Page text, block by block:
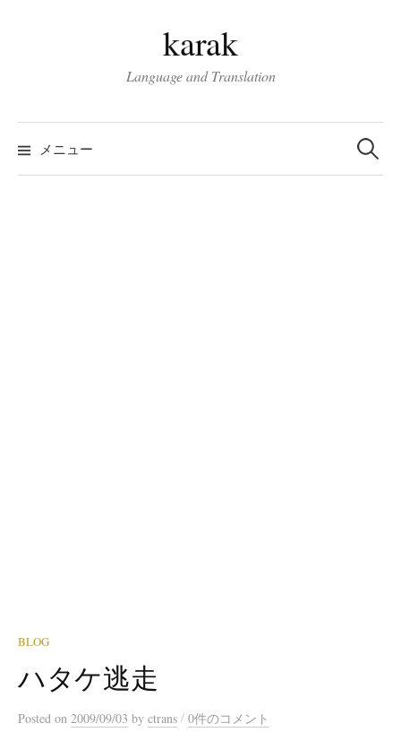
ス
キ
karak
Language and Translation
メニュー
検
索:
BLOG
ハタケ逃走
Posted on 2009/09/03 by ctrans / 0件のコメント